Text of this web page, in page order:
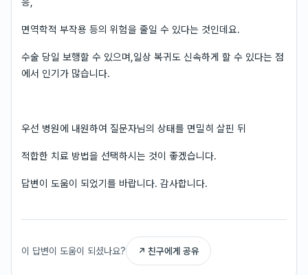
면역학적 부작용 등의 위험을 줄일 수 있다는 것인데요.
수술 당일 보행할 수 있으며,일상 복귀도 신속하게 할 수 있다는 점
에서 인기가 많습니다.
우선 병원에 내원하여 질문자님의 상태를 면밀히 살핀 뒤
적합한 치료 방법을 선택하시는 것이 좋겠습니다.
답변이 도움이 되었기를 바랍니다. 감사합니다.
이 답변이 도움이 되셨나요? ↗ 친구에게 공유